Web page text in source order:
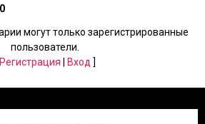
0
могут только зарегистрированные
пользователи.
Регистрация Вход ]